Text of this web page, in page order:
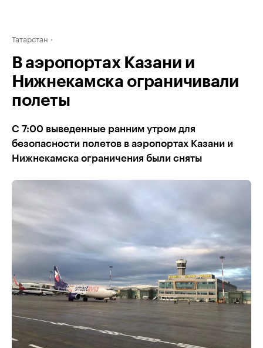
Татарстан
В аэропортах Казани и
Нижнекамска ограничивали
полеты
С 7:00 выведенные ранним утром для
безопасности полетов в аэропортах Казани и
Нижнекамска ограничения были сняты